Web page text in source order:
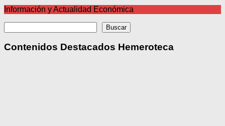
Información y Actualidad Económica
Buscar
Contenidos Destacados Hemeroteca